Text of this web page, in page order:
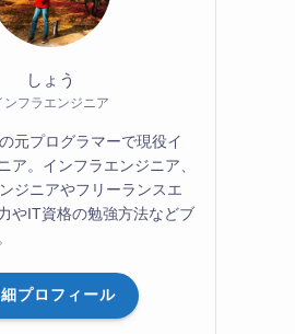
しょう
ンフラエンジニア
元プログラマーで現役イ
ア。インフラエンジニア、
ジニアやフリーランスエ
やIT資格の勉強方法などブ
プロフィール